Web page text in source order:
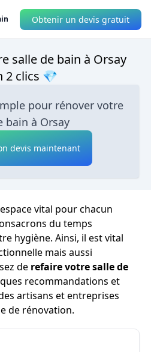
Obtenir un devis gratuit
salle de bain à Orsay
2 clics 💎
pour rénover votre
bain à Orsay
devis maintenant
vital pour chacun
du temps
hygiène. Ainsi, il est vital
mais aussi
de refaire votre salle de
recommandations et
artisans et entreprises
de rénovation.